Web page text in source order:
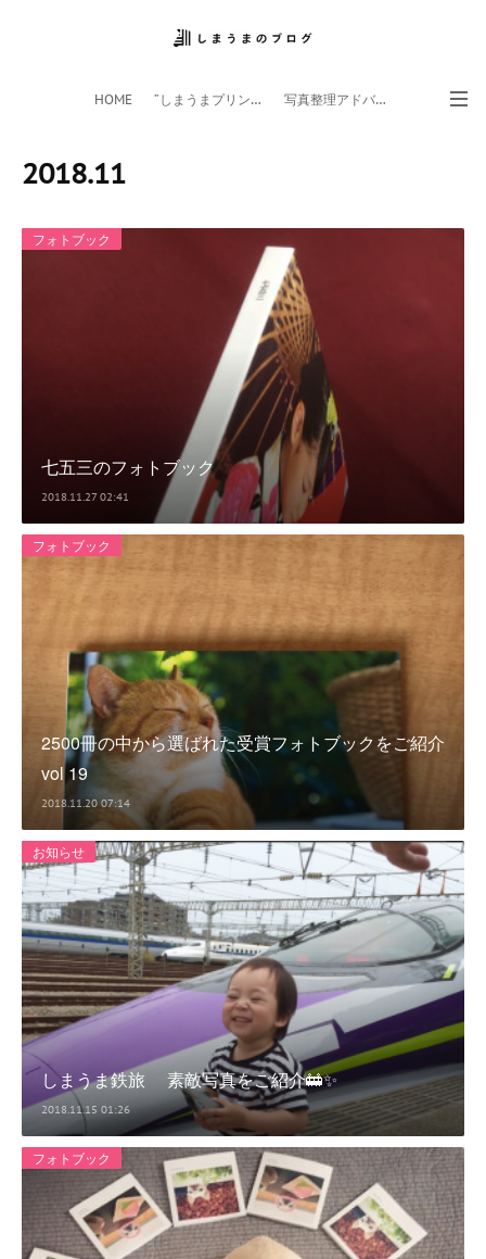
HOME ”しまうまプリント”サイト 写真整理アドバイザー
2018.11
フォトブック
七五三のフォトブック
2018.11.27 02:41
フォトブック
2500冊の中から選ばれた受賞フォトブックをご紹介
vol 19
2018.11.20 07:14
お知らせ
しまうま鉄旅 素敵写真をご紹介🚋✨
2018.11.15 01:26
フォトブック